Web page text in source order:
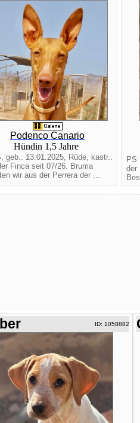
Podenco Canario
Hündin 1,5 Jahre
geb.: 13.01.2025, Rüde, kastr..
Finca seit 07/26. Bruma
wir aus der Perrera der ...
PS
der
ID: 1058882